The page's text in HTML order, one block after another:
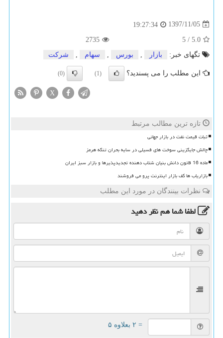
1397/11/05
19:27:34
5.0
/
5
2735
تگهای خبر:
بازار , بورس , سهام , شركت
این مطلب را می پسندید؟ (1)
(0)
X
تازه ترین مطالب مرتبط
ثبات قیمت نفت در بازار جهانی
چالش جایگزینی سوخت های فسیلی در سایه بحران تنگه هرمز
ماده 16 قانون دانش بنیان شتاب دهنده تجدیدپذیرها و بازار سبز ایران
بازاریاب ها کف بازار اینترنت پرو می فروشند
نظرات بینندگان در مورد این مطلب
لطفا شما همنظر دهید
= ۲ بعلاوه ۵